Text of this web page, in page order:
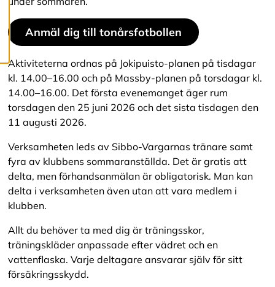
s
Anmäl dig till tonårsfotbollen
Aktiviteterna ordnas på Jokipuisto-planen på tisdagar
kl. 14.00–16.00 och på Massby-planen på torsdagar kl.
14.00–16.00. Det första evenemanget äger rum
torsdagen den 25 juni 2026 och det sista tisdagen den
11 augusti 2026.
Verksamheten leds av Sibbo-Vargarnas tränare samt
fyra av klubbens sommaranställda. Det är gratis att
delta, men förhandsanmälan är obligatorisk. Man kan
delta i verksamheten även utan att vara medlem i
klubben.
Allt du behöver ta med dig är träningsskor,
träningskläder anpassade efter vädret och en
vattenflaska. Varje deltagare ansvarar själv för sitt
försäkringsskydd.